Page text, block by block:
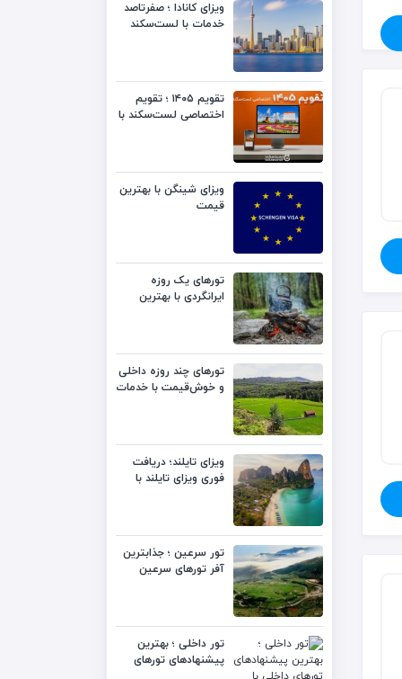
ویزای کانادا ؛ صفرتاصد
خدمات با لست‌سکند
تقویم ۱۴۰۵ ؛ تقویم
اختصاصی لست‌سکند با
ویزای شینگن با بهترین
قیمت
تورهای یک روزه
ایرانگردی با بهترین
تورهای چند روزه داخلی
و خوش‌قیمت با خدمات
ویزای تایلند؛ دریافت
فوری ویزای تایلند با
تور سرعین ؛ جذابترین
آفر تورهای سرعین
تور داخلی ؛ بهترین
پیشنهادهای تورهای